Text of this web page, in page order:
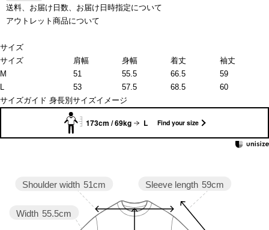
送料、お届け日数、お届け日時指定について
アウトレット商品について
サイズ
サイズ
肩幅 身幅 着丈
袖丈
M
51 55.5 66.5
59
L
53 57.5 68.5
60
サイズガイド 身長別サイズイメージ
173cm / 69kg L Find your size
Sleeve length 59cm
Width 55.5cm
Shoulder width 51cm